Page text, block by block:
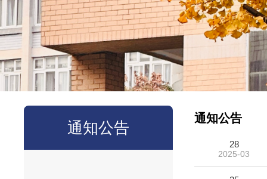
通知公告
通知公告
28
2025-03